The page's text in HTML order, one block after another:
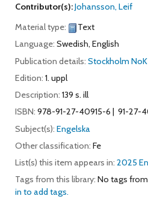
Contributor(s):Johansson, Leif
Material type:
Text
Language: Swedish, English
Publication details: Stockholm NoK
Edition: 1. uppl
Description: 139 s. ill
ISBN: 978-91-27-40915-6
91-27-
Subject(s): Engelska
Other classification: Fe
List(s) this item appears in: 2025
Tags from this library: No tags
in to add tags.